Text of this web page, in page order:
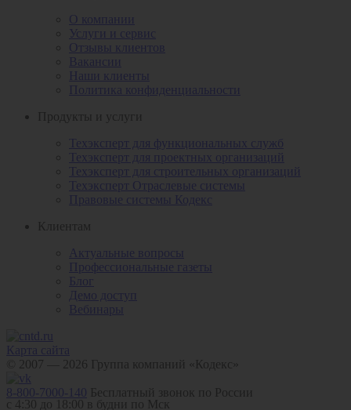
О компании
Услуги и сервис
Отзывы клиентов
Вакансии
Наши клиенты
Политика конфиденциальности
Продукты и услуги
Техэксперт для функциональных служб
Техэксперт для проектных организаций
Техэксперт для строительных организаций
Техэксперт Отраслевые системы
Правовые системы Кодекс
Клиентам
Актуальные вопросы
Профессиональные газеты
Блог
Демо доступ
Вебинары
Карта сайта
© 2007 — 2026 Группа компаний «Кодекс»
8-800-7000-140 Бесплатный звонок по России
с 4:30 до 18:00 в будни по Мск